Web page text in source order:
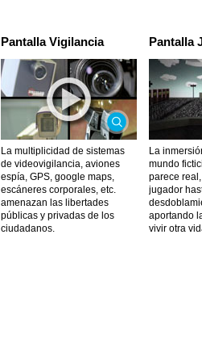
Pantalla Vigilancia
La multiplicidad de sistemas
de videovigilancia, aviones
espía, GPS, google maps,
escáneres corporales, etc.
amenazan las libertades
públicas y privadas de los
ciudadanos.
Pantalla
La
mundo
parece
jugador
aportando
vivir otra